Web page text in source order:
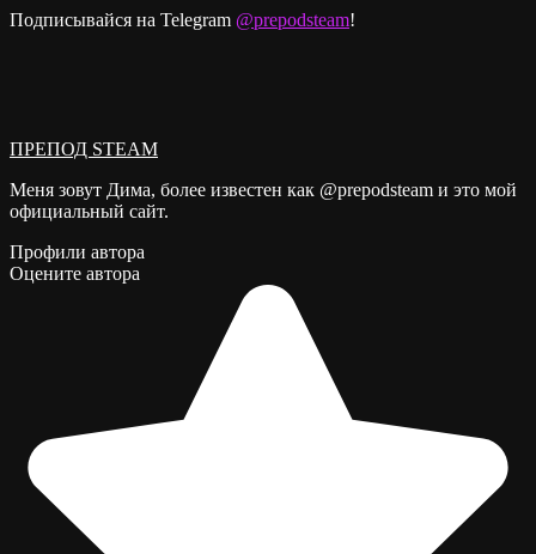
Подписывайся на Telegram @prepodsteam!
ПРЕПОД STEAM
Меня зовут Дима, более известен как @prepodsteam и это мой
официальный сайт.
Профили автора
Оцените автора